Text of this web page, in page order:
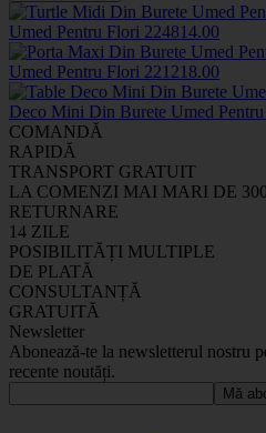
Umed Pentru Flori 224814.00
Umed Pentru Flori 221218.00
Deco Mini Din Burete Umed
COMANDĂ
RAPIDĂ
TRANSPORT GRATUIT
LA COMENZI MAI MARI DE
RETURNARE
14 ZILE
POSIBILITĂȚI MULTIPLE
DE PLATĂ
CONSULTANȚĂ
GRATUITĂ
Newsletter
Abonează-te la newsletterul nostru
recente noutăți.
Mă